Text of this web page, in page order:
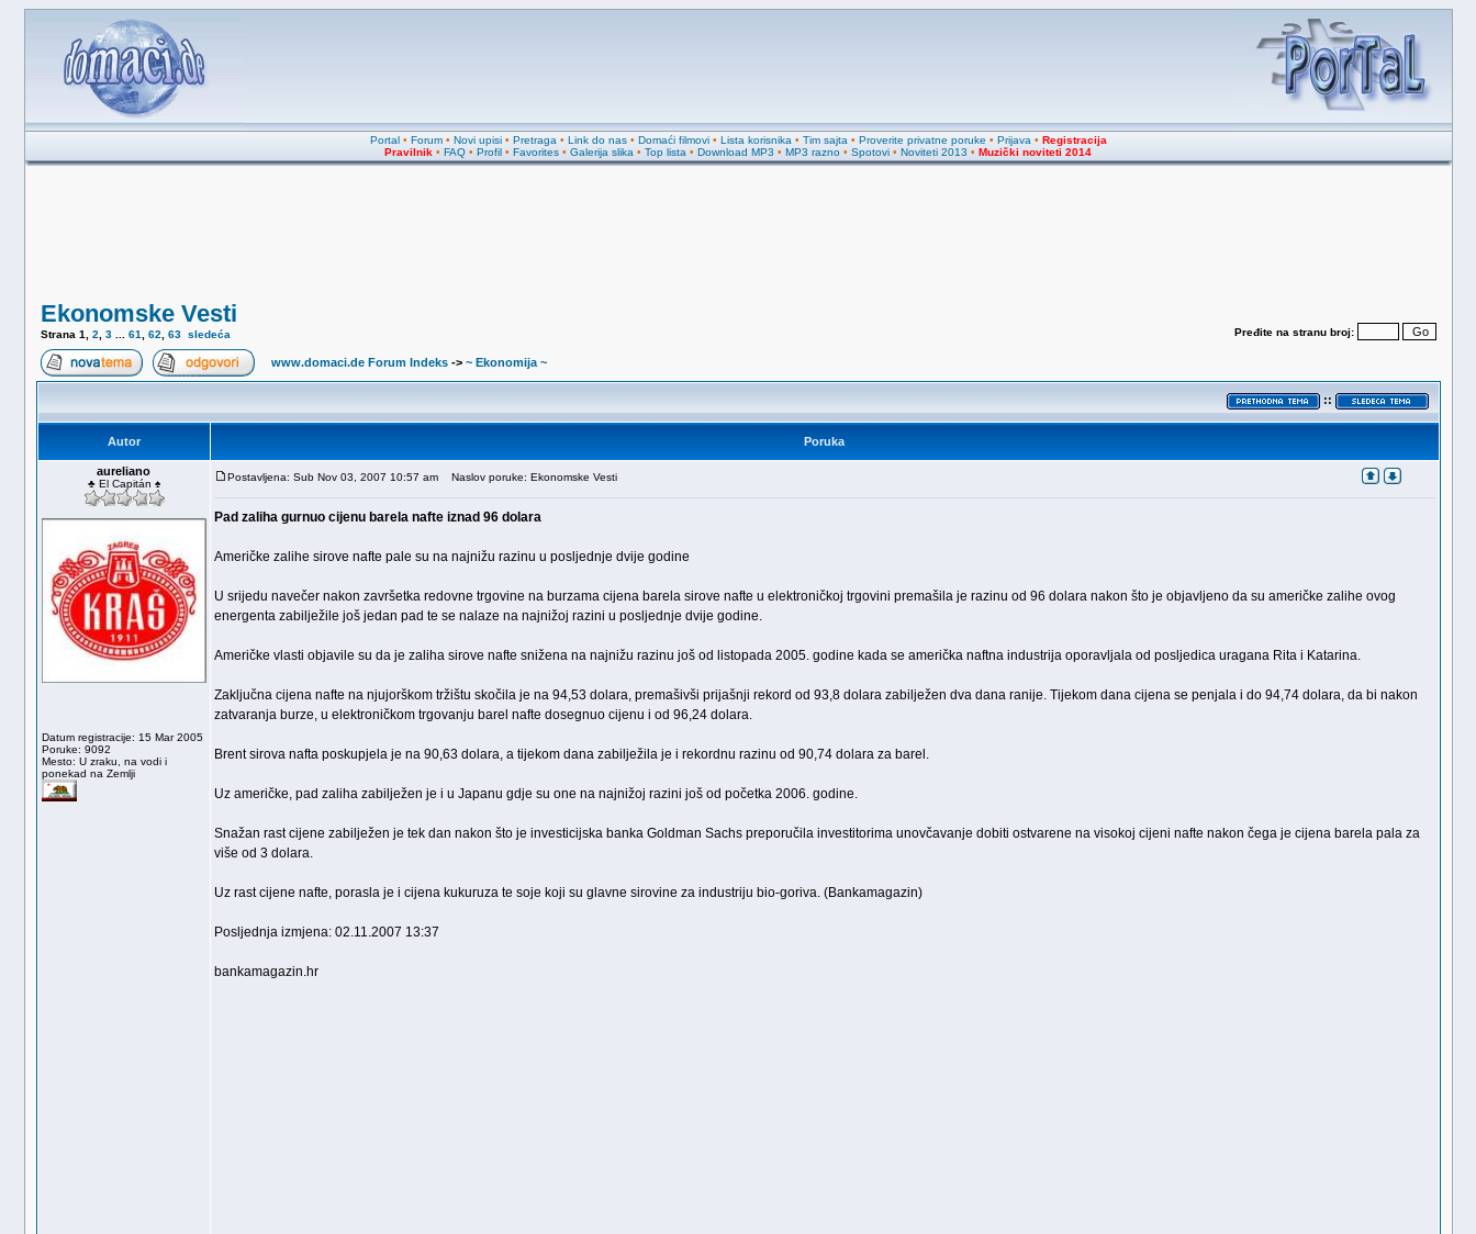
Portal• Forum• Novi upisi• Pretraga • Link do nas• Domaći filmovi• Lista korisnika • Tim sajta • Proverite privatne poruke • Prijava • Registracija
Pravilnik • FAQ • Profil • Favorites • Galerija slika • Top lista • Download MP3 • MP3 razno • Spotovi • Noviteti 2013 • Muzički noviteti 2014
Ekonomske Vesti
Strana 1 2 3... 61 62 63 sledeća Pređite na stranu broj:
www.domaci.de Forum Indeks-> ~ Ekonomija ~
::
Autor Poruka
aureliano
♣ El Capitán ♠
Datum registracije: 15 Mar 2005
Poruke: 9092
Mesto: U zraku, na vodi i
ponekad na Zemlji
Postavljena: Sub Nov 03, 2007 10:57 am Naslov poruke: Ekonomske Vesti
Pad zaliha gurnuo cijenu barela nafte iznad 96 dolara
Američke zalihe sirove nafte pale su na najnižu razinu u posljednje dvije godine
U srijedu navečer nakon završetka redovne trgovine na burzama cijena barela sirove nafte u elektroničkoj trgovini premašila je razinu od 96 dolara nakon što je objavljeno da su američke zalihe ovog
energenta zabilježile još jedan pad te se nalaze na najnižoj razini u posljednje dvije godine.
Američke vlasti objavile su da je zaliha sirove nafte snižena na najnižu razinu još od listopada 2005. godine kada se američka naftna industrija oporavljala od posljedica uragana Rita i Katarina.
Zaključna cijena nafte na njujorškom tržištu skočila je na 94,53 dolara, premašivši prijašnji rekord od 93,8 dolara zabilježen dva dana ranije. Tijekom dana cijena se penjala i do 94,74 dolara, da bi nakon
zatvaranja burze, u elektroničkom trgovanju barel nafte dosegnuo cijenu i od 96,24 dolara.
Brent sirova nafta poskupjela je na 90,63 dolara, a tijekom dana zabilježila je i rekordnu razinu od 90,74 dolara za barel.
Uz američke, pad zaliha zabilježen je i u Japanu gdje su one na najnižoj razini još od početka 2006. godine.
Snažan rast cijene zabilježen je tek dan nakon što je investicijska banka Goldman Sachs preporučila investitorima unovčavanje dobiti ostvarene na visokoj cijeni nafte nakon čega je cijena barela pala za
više od 3 dolara.
Uz rast cijene nafte, porasla je i cijena kukuruza te soje koji su glavne sirovine za industriju bio-goriva. (Bankamagazin)
Posljednja izmjena: 02.11.2007 13:37
bankamagazin.hr